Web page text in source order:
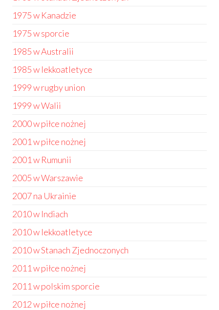
1975 w Kanadzie
1975 w sporcie
1985 w Australii
1985 w lekkoatletyce
1999 w rugby union
1999 w Walii
2000 w piłce nożnej
2001 w piłce nożnej
2001 w Rumunii
2005 w Warszawie
2007 na Ukrainie
2010 w Indiach
2010 w lekkoatletyce
2010 w Stanach Zjednoczonych
2011 w piłce nożnej
2011 w polskim sporcie
2012 w piłce nożnej